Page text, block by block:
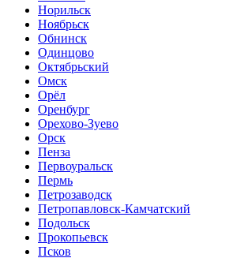
Норильск
Ноябрьск
Обнинск
Одинцово
Октябрьский
Омск
Орёл
Оренбург
Орехово-Зуево
Орск
Пенза
Первоуральск
Пермь
Петрозаводск
Петропавловск-Камчатский
Подольск
Прокопьевск
Псков